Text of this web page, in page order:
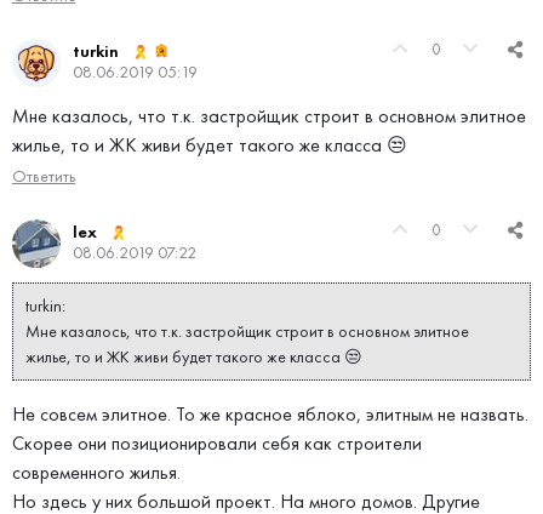
0
turkin
08.06.2019 05:19
Мне казалось, что т.к. застройщик строит в основном элитное
жилье, то и ЖК живи будет такого же класса 😒
Ответить
0
lex
08.06.2019 07:22
turkin:
Мне казалось, что т.к. застройщик строит в основном элитное
жилье, то и ЖК живи будет такого же класса 😒
Не совсем элитное. То же красное яблоко, элитным не назвать.
Скорее они позиционировали себя как строители
современного жилья.
Но здесь у них большой проект. На много домов. Другие